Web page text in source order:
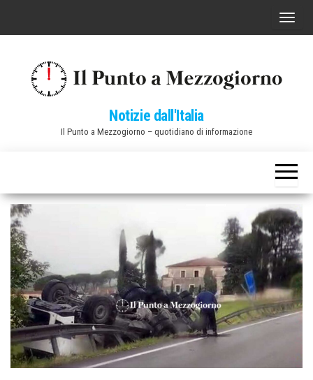
C
a
v
i
g
a
z
i
o
Notizie dall'Italia
Il Punto a Mezzogiorno – quotidiano di informazione